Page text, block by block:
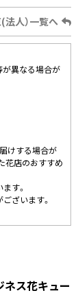
法人）一覧へ
が異なる場合が
けする場合が
花店のおすすめ
す。
ざいます。
ネス花キュー